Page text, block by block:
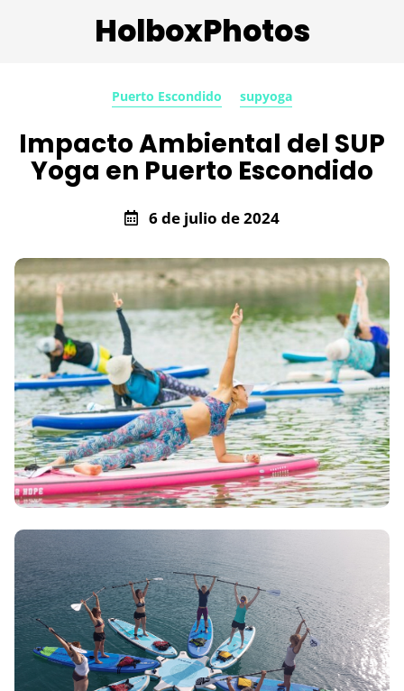
HolboxPhotos
Puerto Escondido supyoga
Impacto Ambiental del SUP
Yoga en Puerto Escondido
6 de julio de 2024